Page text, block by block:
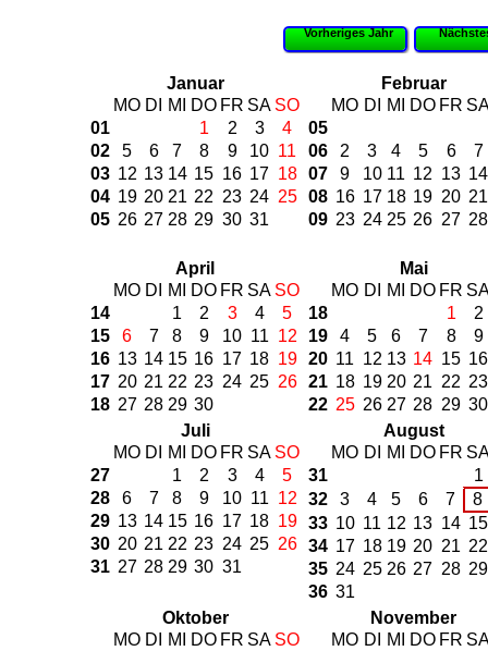
Vorheriges Jahr
Januar
MO DI MI DO FR SA SO
01
1 2 3
4
02
5 6 7 8 9 10 11
03 12 13 14 15 16 17 18
04 19 20 21 22 23 24 25
05 26 27 28 29 30 31
Februar
MO DI MI DO FR
05
06
2 3 4 5 6
7
07
9 10 11 12 13 14
08 16 17 18 19 20 21
09 23 24 25 26 27 28
April
MO DI MI DO FR SA SO
14
1 2 3 4
5
15
6 7 8 9 10 11 12
16 13 14 15 16 17 18 19
17 20 21 22 23 24 25 26
18 27 28 29 30
Mai
MO DI MI DO FR
18
1
2
19
4 5 6 7 8
9
20 11 12 13 14 15 16
21 18 19 20 21 22 23
22 25 26 27 28 29 30
Juli
MO DI MI DO FR SA SO
27
1 2 3 4
5
28
6 7 8 9 10 11 12
29 13 14 15 16 17 18 19
30 20 21 22 23 24 25 26
31 27 28 29 30 31
August
MO DI MI DO FR
31
1
32
3 4 5 6 7
8
33 10 11 12 13 14 15
34 17 18 19 20 21 22
35 24 25 26 27 28 29
36 31
Oktober
MO DI MI DO FR SA SO
November
MO DI MI DO FR